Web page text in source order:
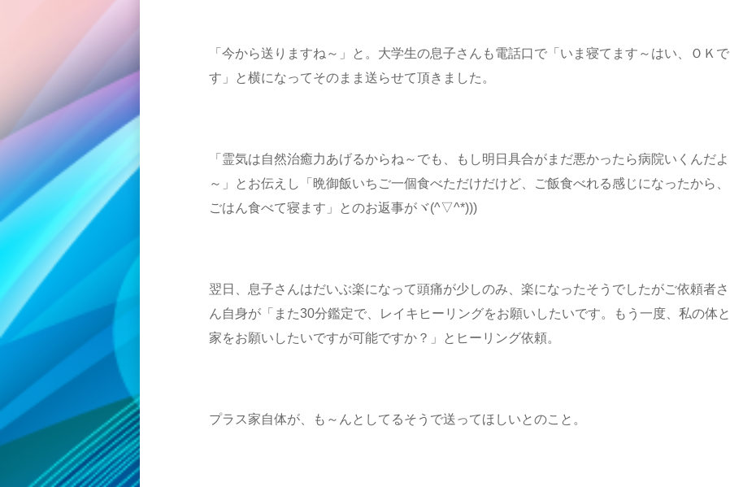
「今から送りますね～」と。大学生の息子さんも電話口で「いま寝てます～はい、ＯＫで
す」と横になってそのまま送らせて頂きました。
「霊気は自然治癒力あげるからね～でも、もし明日具合がまだ悪かったら病院いくんだよ
～」とお伝えし「晩御飯いちご一個食べただけだけど、ご飯食べれる感じになったから、
ごはん食べて寝ます」とのお返事がヾ(^▽^*)))
翌日、息子さんはだいぶ楽になって頭痛が少しのみ、楽になったそうでしたがご依頼者さ
ん自身が「また30分鑑定で、レイキヒーリングをお願いしたいです。もう一度、私の体と
家をお願いしたいですが可能ですか？」とヒーリング依頼。
プラス家自体が、も～んとしてるそうで送ってほしいとのこと。